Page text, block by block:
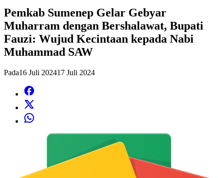
Pemkab Sumenep Gelar Gebyar
Muharram dengan Bershalawat, Bupati
Fauzi: Wujud Kecintaan kepada Nabi
Muhammad SAW
Pada16 Juli 202417 Juli 2024